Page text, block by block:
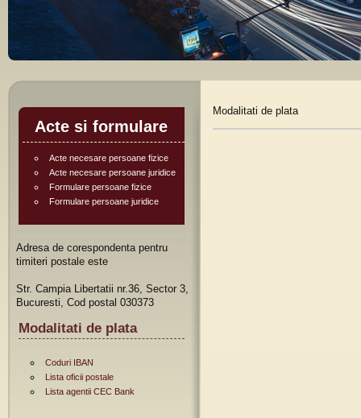
Acte si formulare
Acte necesare persoane fizice
Acte necesare persoane juridice
Formulare persoane fizice
Formulare persoane juridice
Adresa de corespondenta pentru
timiteri postale este
Str. Campia Libertatii nr.36, Sector 3,
Bucuresti, Cod postal 030373
Modalitati de plata
Coduri IBAN
Lista oficii postale
Lista agentii CEC Bank
Modalitati de plata